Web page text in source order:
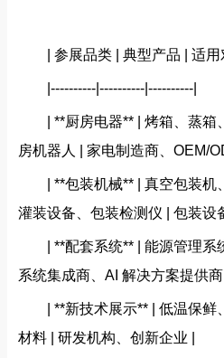
| 参展品类 | 典型产品 | 适用
|----------|----------|----------|
| **厨房电器** | 烤箱、蒸
房机器人 | 家电制造商、OEM/
| **包装机械** | 真空包装机
灌装设备、包装检测仪 | 包装设
| **配套系统** | 能源管理系
系统集成商、AI 解决方案提供商 |
| **新技术展示** | 低温保
材料 | 研发机构、创新企业 |